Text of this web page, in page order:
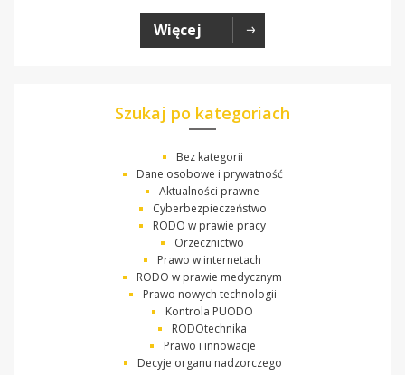
Więcej
Szukaj po kategoriach
Bez kategorii
Dane osobowe i prywatność
Aktualności prawne
Cyberbezpieczeństwo
RODO w prawie pracy
Orzecznictwo
Prawo w internetach
RODO w prawie medycznym
Prawo nowych technologii
Kontrola PUODO
RODOtechnika
Prawo i innowacje
Decyje organu nadzorczego